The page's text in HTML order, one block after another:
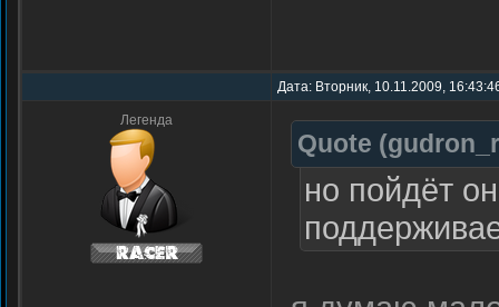
Дата: Вторник, 10.11.2009,
Легенда
Quote (
но пойдёт